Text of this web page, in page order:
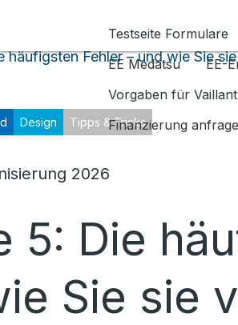
Testseite Formulare
EE Medatsu
EE-
Vorgaben für
Finanzierung
häufigsten Fehler – und wie Sie
Design Tipps & Tricks
2026
5: Die
Sie sie